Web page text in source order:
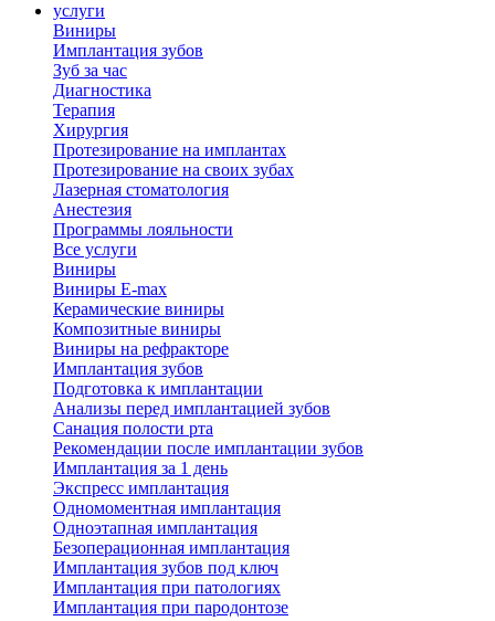
услуги
Виниры
Имплантация зубов
Зуб за час
Диагностика
Терапия
Хирургия
Протезирование на имплантах
Протезирование на своих зубах
Лазерная стоматология
Анестезия
Программы лояльности
Все услуги
Виниры
Виниры E-max
Керамические виниры
Композитные виниры
Виниры на рефракторе
Имплантация зубов
Подготовка к имплантации
Анализы перед имплантацией зубов
Санация полости рта
Рекомендации после имплантации зубов
Имплантация за 1 день
Экспресс имплантация
Одномоментная имплантация
Одноэтапная имплантация
Безоперационная имплантация
Имплантация зубов под ключ
Имплантация при патологиях
Имплантация при пародонтозе